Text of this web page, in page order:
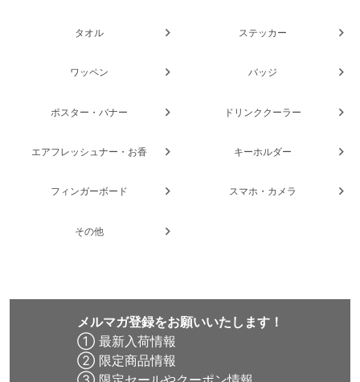
タオル ステッカー
ワッペン バッジ
ポスター・バナー ドリンククーラー
エアフレッシュナー・お香 キーホルダー
フィンガーボード スマホ・カメラ
その他
メルマガ登録をお願いいたします！
① 最新入荷情報
② 限定商品情報